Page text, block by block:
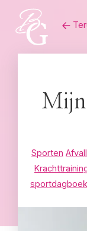
content
Sporten
sportdagboek